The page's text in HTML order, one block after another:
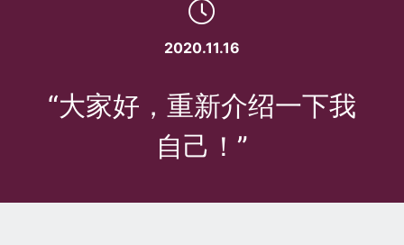
2020.11.16
“大家好，重新介绍一下我
自己！”